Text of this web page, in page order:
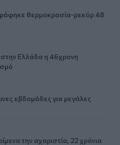
θερμοκρασία-ρεκόρ 48
Ελλάδα η 46χρονη
εβδομάδες για μεγάλες
την αχαριστία, 22 χρόνια